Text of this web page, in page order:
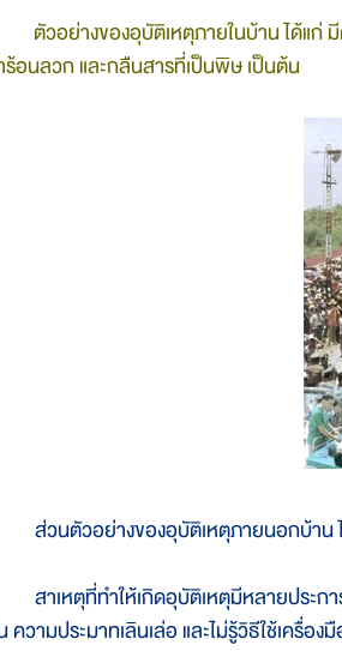
ตัวอย่างของอุบัติเหตุภายในบ้าน ได้แ
ร้อนลวก และกลืนสารที่เป็นพิษ เป็นต้น
ส่วนตัวอย่างของอุบัติเหตุภายนอกบ้าน ไ
สาเหตุที่ทำให้เกิดอุบัติเหตุมีหลายประกา
ความประมาทเลินเล่อ และไม่รู้วิธีใช้เครื่อ